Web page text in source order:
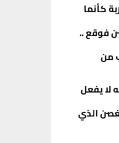
كأنما
فوقع ..
من
لا يفعل
الذي